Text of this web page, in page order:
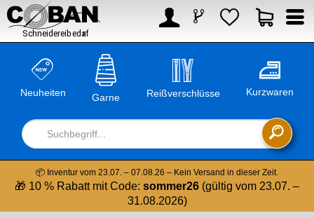
 

Neuheiten Garne

Reißverschlüsse Kurzwaren
📦 Inventur vom 23.07. – 07.08.26 – Kein Versand in dieser Zeit.
🎁 10 % Rabatt mit Code: sommer26 (gültig vom 23.07. –
31.08.2026)